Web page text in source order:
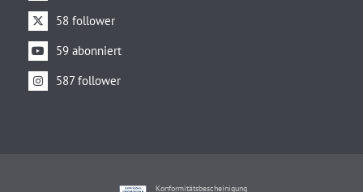
58 follower
59 abonniert
587 follower
Konformitätsbescheinigung